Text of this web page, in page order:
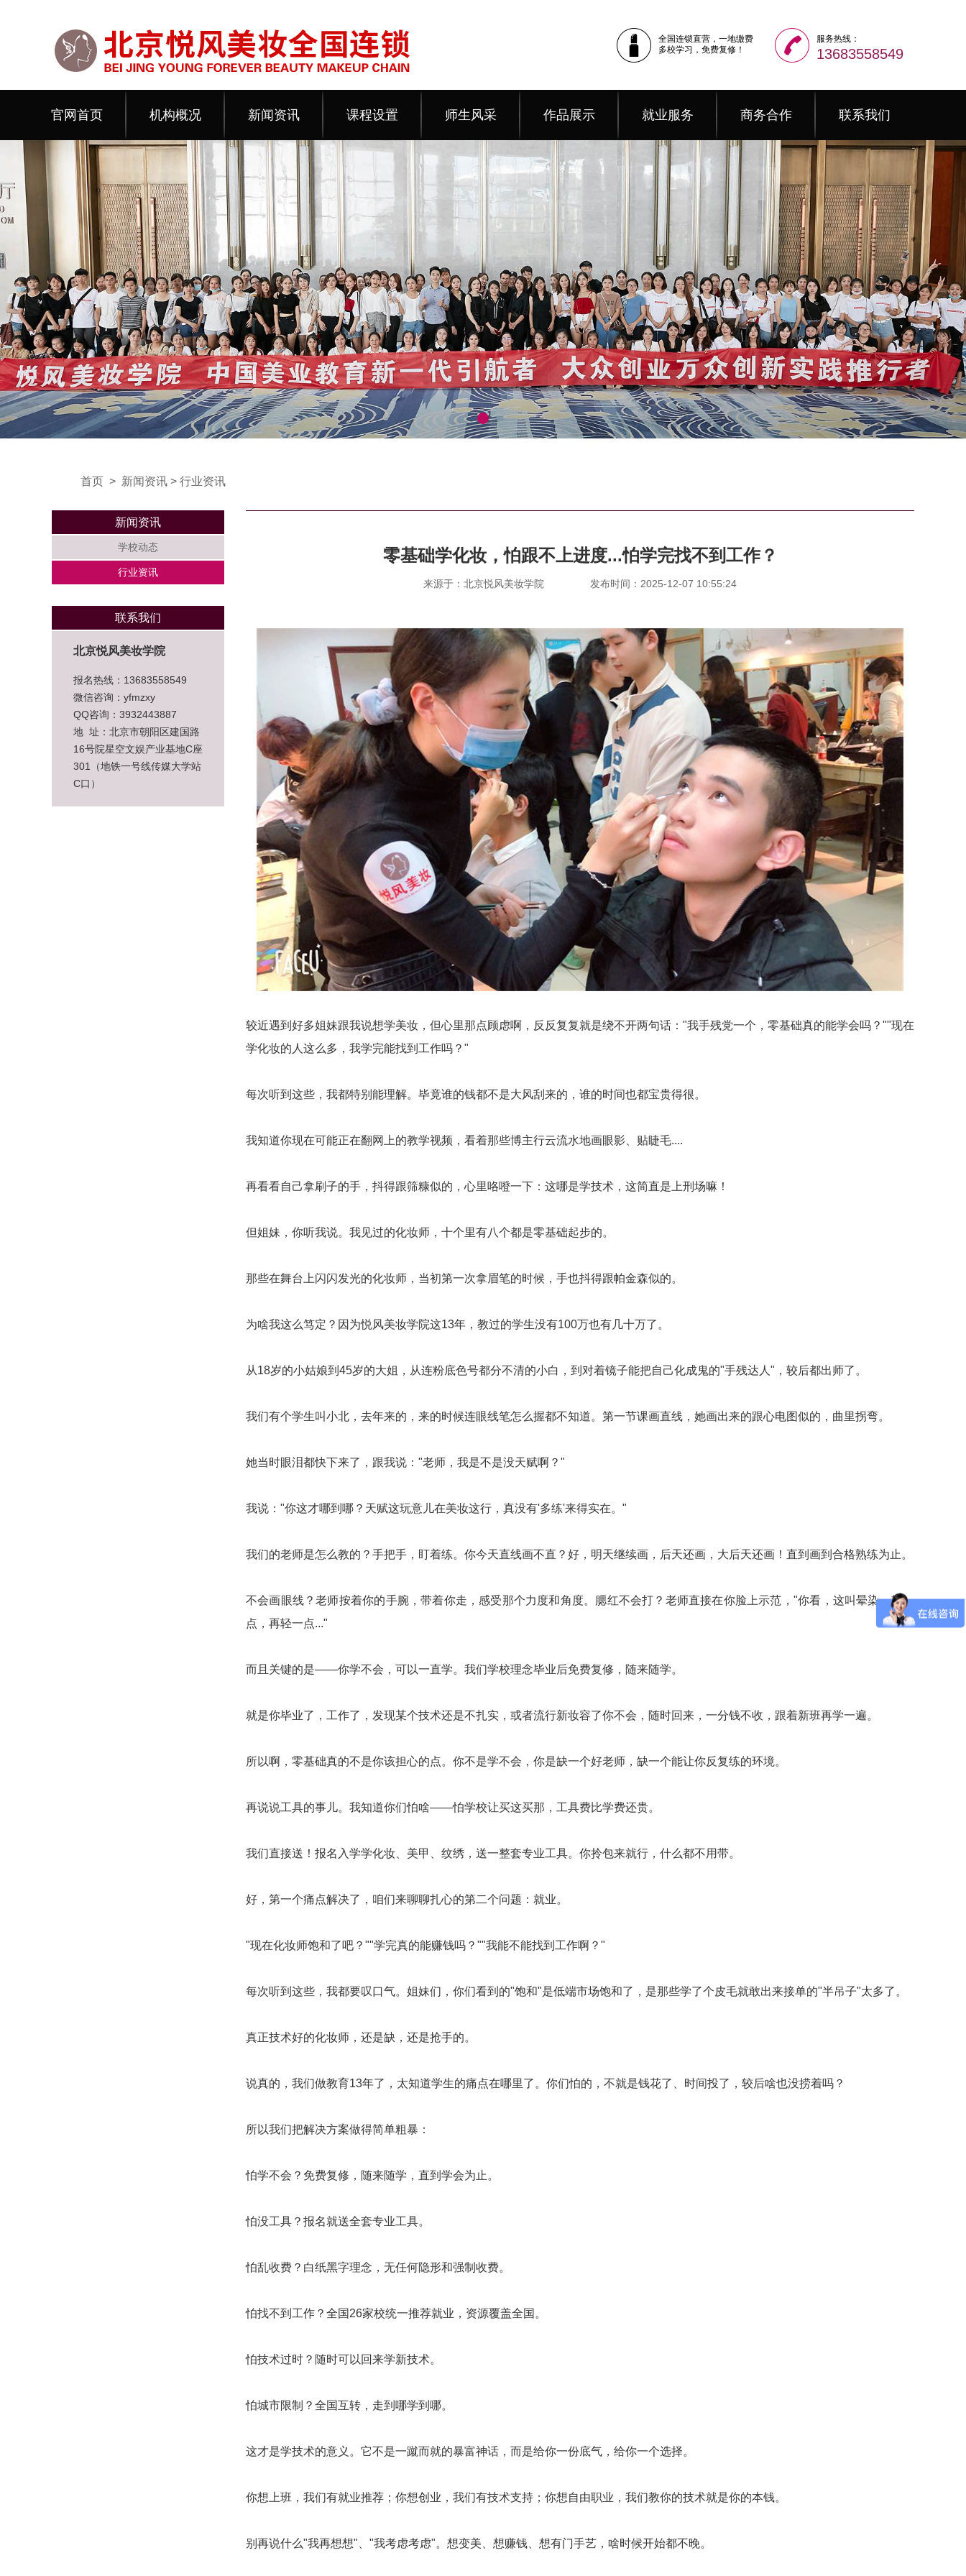
全国连锁直营，一地缴费
多校学习，免费复修！
服务热线：
13683558549
官网首页 机构概况 新闻资讯 课程设置 师生风采 作品展示 就业服务 商务合作 联系我们
首页 > 新闻资讯 > 行业资讯
新闻资讯
学校动态
行业资讯
联系我们
北京悦风美妆学院
报名热线：13683558549
微信咨询：yfmzxy
QQ咨询：3932443887
地 址：北京市朝阳区建国路
16号院星空文娱产业基地C座
301（地铁一号线传媒大学站
C口）
零基础学化妆，怕跟不上进度...怕学完找不到工作？
来源于：北京悦风美妆学院 发布时间：2025-12-07 10:55:24
较近遇到好多姐妹跟我说想学美妆，但心里那点顾虑啊，反反复复就是绕不开两句话："我手残党一个，零基础真的能学会吗？""现在
学化妆的人这么多，我学完能找到工作吗？"
每次听到这些，我都特别能理解。毕竟谁的钱都不是大风刮来的，谁的时间也都宝贵得很。
我知道你现在可能正在翻网上的教学视频，看着那些博主行云流水地画眼影、贴睫毛....
再看看自己拿刷子的手，抖得跟筛糠似的，心里咯噔一下：这哪是学技术，这简直是上刑场嘛！
但姐妹，你听我说。我见过的化妆师，十个里有八个都是零基础起步的。
那些在舞台上闪闪发光的化妆师，当初第一次拿眉笔的时候，手也抖得跟帕金森似的。
为啥我这么笃定？因为悦风美妆学院这13年，教过的学生没有100万也有几十万了。
从18岁的小姑娘到45岁的大姐，从连粉底色号都分不清的小白，到对着镜子能把自己化成鬼的"手残达人"，较后都出师了。
我们有个学生叫小北，去年来的，来的时候连眼线笔怎么握都不知道。第一节课画直线，她画出来的跟心电图似的，曲里拐弯。
她当时眼泪都快下来了，跟我说："老师，我是不是没天赋啊？"
我说："你这才哪到哪？天赋这玩意儿在美妆这行，真没有'多练'来得实在。"
我们的老师是怎么教的？手把手，盯着练。你今天直线画不直？好，明天继续画，后天还画，大后天还画！直到画到合格熟练为止。
不会画眼线？老师按着你的手腕，带着你走，感受那个力度和角度。腮红不会打？老师直接在你脸上示范，"你看，这叫晕染，轻一
点，再轻一点..."
而且关键的是——你学不会，可以一直学。我们学校理念毕业后免费复修，随来随学。
就是你毕业了，工作了，发现某个技术还是不扎实，或者流行新妆容了你不会，随时回来，一分钱不收，跟着新班再学一遍。
所以啊，零基础真的不是你该担心的点。你不是学不会，你是缺一个好老师，缺一个能让你反复练的环境。
再说说工具的事儿。我知道你们怕啥——怕学校让买这买那，工具费比学费还贵。
我们直接送！报名入学学化妆、美甲、纹绣，送一整套专业工具。你拎包来就行，什么都不用带。
好，第一个痛点解决了，咱们来聊聊扎心的第二个问题：就业。
"现在化妆师饱和了吧？""学完真的能赚钱吗？""我能不能找到工作啊？"
每次听到这些，我都要叹口气。姐妹们，你们看到的"饱和"是低端市场饱和了，是那些学了个皮毛就敢出来接单的"半吊子"太多了。
真正技术好的化妆师，还是缺，还是抢手的。
说真的，我们做教育13年了，太知道学生的痛点在哪里了。你们怕的，不就是钱花了、时间投了，较后啥也没捞着吗？
所以我们把解决方案做得简单粗暴：
怕学不会？免费复修，随来随学，直到学会为止。
怕没工具？报名就送全套专业工具。
怕乱收费？白纸黑字理念，无任何隐形和强制收费。
怕找不到工作？全国26家校统一推荐就业，资源覆盖全国。
怕技术过时？随时可以回来学新技术。
怕城市限制？全国互转，走到哪学到哪。
这才是学技术的意义。它不是一蹴而就的暴富神话，而是给你一份底气，给你一个选择。
你想上班，我们有就业推荐；你想创业，我们有技术支持；你想自由职业，我们教你的技术就是你的本钱。
别再说什么"我再想想"、"我考虑考虑"。想变美、想赚钱、想有门手艺，啥时候开始都不晚。